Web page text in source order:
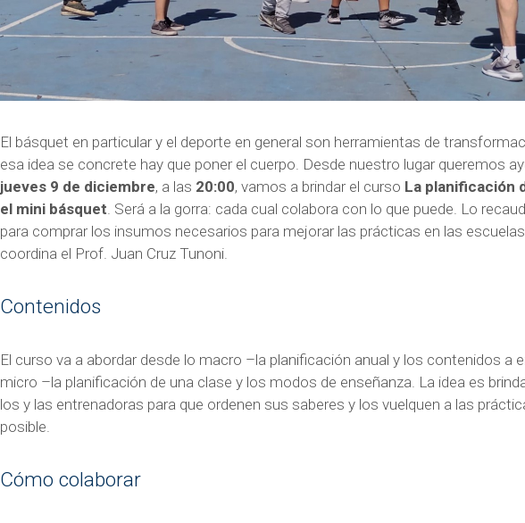
El básquet en particular y el deporte en general son herramientas de
esa idea se concrete hay que poner el cuerpo. Desde nuestro lugar queremos
jueves 9 de diciembre, a las 20:00, vamos a brindar el curso La planificación
el mini básquet. Será a la gorra: cada cual colabora con lo que puede. Lo
para comprar los insumos necesarios para mejorar las prácticas en las
coordina el Prof. Juan Cruz Tunoni.
Contenidos
El curso va a abordar desde lo macro –la planificación anual y los contenidos a
micro –la planificación de una clase y los modos de enseñanza. La idea es
los y las entrenadoras para que ordenen sus saberes y los vuelquen a las
posible.
Cómo colaborar